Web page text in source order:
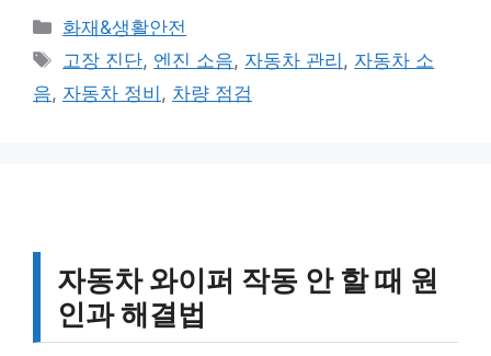
카
테
리
화재&생활안전
태
그
고장 진단, 엔진 소음, 자동차 관리 , 자동차 소
음, 자동차 정비 , 차량 점검
자동차 와이퍼 작동 안 할 때 원
인과 해결법